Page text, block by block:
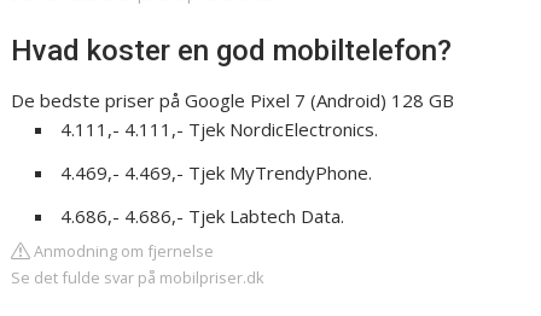
Hvad koster en god mobiltelefon?
De bedste priser på Google Pixel 7 (Android) 128 GB
4.111,- 4.111,- Tjek NordicElectronics.
4.469,- 4.469,- Tjek MyTrendyPhone.
4.686,- 4.686,- Tjek Labtech Data.
Anmodning om fjernelse
Se det fulde svar på mobilpriser.dk